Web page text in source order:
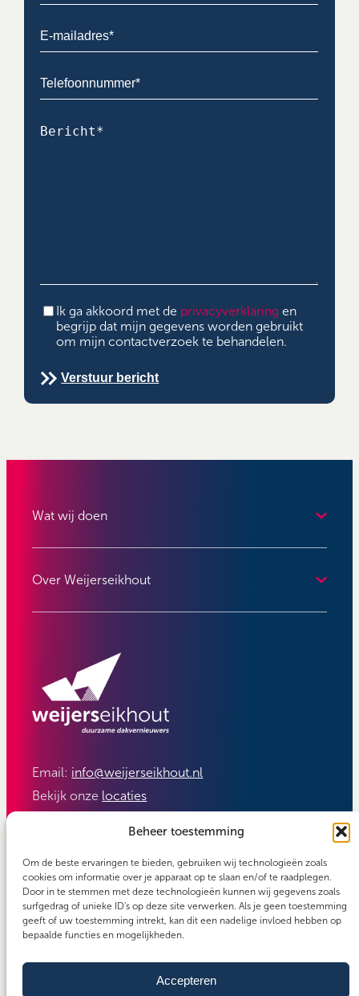
Beheer toestemming
Om de beste ervaringen te bieden, gebruiken wij technologieën zoals
cookies om informatie over je apparaat op te slaan en/of te raadplegen.
Door in te stemmen met deze technologieën kunnen wij gegevens zoals
surfgedrag of unieke ID's op deze site verwerken. Als je geen toestemming
geeft of uw toestemming intrekt, kan dit een nadelige invloed hebben op
bepaalde functies en mogelijkheden.
Accepteren
mailadres(Vereist)
Privacyverklaring(Vereist)
Ik ga akkoord met de privacyverklaring en
begrijp dat mijn gegevens worden gebruikt
om mijn contactverzoek te behandelen.
Verstuur bericht
Wat wij doen
Over Weijerseikhout
Email: info@weijerseikhout.nl
Bekijk onze locaties